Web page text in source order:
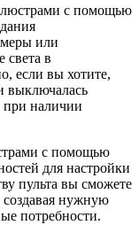
люстрами с помощью
или
света в
если вы хотите,
выключалась
при наличии
с помощью
для настройки
пульта вы сможете
создавая нужную
потребности.